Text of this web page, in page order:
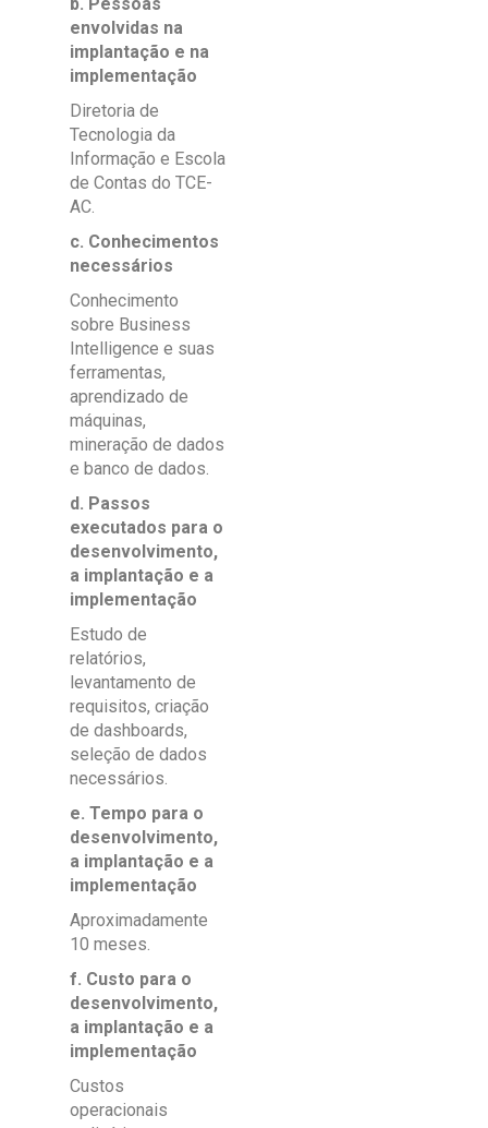
envolvidas na
implantação e na
implementação
Diretoria de
Tecnologia da
Informação e Escola
de Contas do TCE-
AC.
c. Conhecimentos
necessários
Conhecimento
sobre Business
Intelligence e suas
ferramentas,
aprendizado de
máquinas,
mineração de dados
e banco de dados.
d. Passos
executados para o
desenvolvimento,
a implantação e a
implementação
Estudo de
relatórios,
levantamento de
requisitos, criação
de dashboards,
seleção de dados
necessários.
e. Tempo para o
desenvolvimento,
a implantação e a
implementação
Aproximadamente
10 meses.
f. Custo para o
desenvolvimento,
a implantação e a
implementação
Custos
operacionais